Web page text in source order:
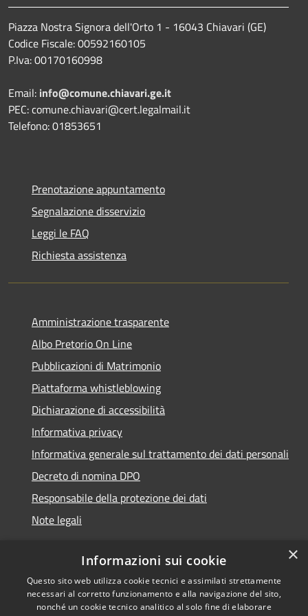
Piazza Nostra Signora dell'Orto 1 - 16043 Chiavari (GE)
Codice Fiscale: 00592160105
P.Iva: 00170160998
Email: info@comune.chiavari.ge.it
PEC: comune.chiavari@cert.legalmail.it
Telefono: 01853651
Prenotazione appuntamento
Segnalazione disservizio
Leggi le FAQ
Richiesta assistenza
Amministrazione trasparente
Albo Pretorio On Line
Pubblicazioni di Matrimonio
Piattaforma whistleblowing
Dichiarazione di accessibilità
Informativa privacy
Informativa generale sul trattamento dei dati personali
Decreto di nomina DPO
Responsabile della protezione dei dati
Note legali
RSS
Accessibilità
© 2021 - 2026 Comune di
Chiavari -Area Riservata
×
Informazioni sui cookie
Questo sito web utilizza cookie tecnici e assimilati strettamente
necessari al corretto funzionamento e alla navigazione del sito,
nonché un cookie tecnico analitico al solo fine di elaborare